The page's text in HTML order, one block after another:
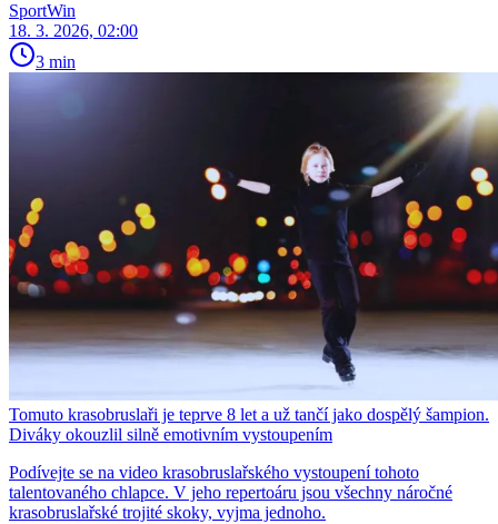
SportWin
18. 3. 2026, 02:00
3 min
Tomuto krasobruslaři je teprve 8 let a už tančí jako dospělý šampion.
Diváky okouzlil silně emotivním vystoupením
Podívejte se na video krasobruslařského vystoupení tohoto
talentovaného chlapce. V jeho repertoáru jsou všechny náročné
krasobruslařské trojité skoky, vyjma jednoho.